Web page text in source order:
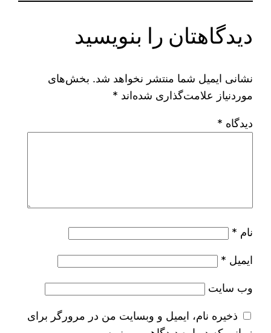
دیدگاهتان را بنویسید
نشانی ایمیل شما منتشر نخواهد شد. بخش‌های
موردنیاز علامت‌گذاری شده‌اند *
دیدگاه *
نام *
ایمیل *
وب‌ سایت
ذخیره نام، ایمیل و وبسایت من در مرورگر برای